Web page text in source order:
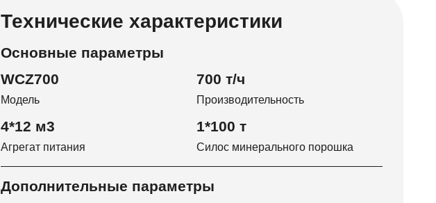
Технические характеристики
Основные параметры
WCZ700
Модель
700 т/ч
Производительность
4*12 м3
Агрегат питания
1*100 т
Силос минерального порошка
Дополнительные параметры